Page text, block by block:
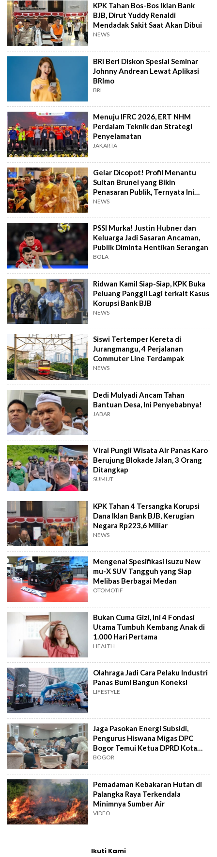
KPK Tahan Bos-Bos Iklan Bank
BJB, Dirut Yuddy Renaldi
Mendadak Sakit Saat Akan Dibui
NEWS
BRI Beri Diskon Spesial Seminar
Johnny Andrean Lewat Aplikasi
BRImo
BRI
Menuju IFRC 2026, ERT NHM
Perdalam Teknik dan Strategi
Penyelamatan
JAKARTA
Gelar Dicopot! Profil Menantu
Sultan Brunei yang Bikin
Penasaran Publik, Ternyata Ini
Kasusnya
NEWS
PSSI Murka! Justin Hubner dan
Keluarga Jadi Sasaran Ancaman,
Publik Diminta Hentikan Serangan
BOLA
Ridwan Kamil Siap-Siap, KPK Buka
Peluang Panggil Lagi terkait Kasus
Korupsi Bank BJB
NEWS
Siswi Tertemper Kereta di
Jurangmangu, 4 Perjalanan
Commuter Line Terdampak
NEWS
Dedi Mulyadi Ancam Tahan
Bantuan Desa, Ini Penyebabnya!
JABAR
Viral Pungli Wisata Air Panas Karo
Berujung Blokade Jalan, 3 Orang
Ditangkap
SUMUT
KPK Tahan 4 Tersangka Korupsi
Dana Iklan Bank BJB, Kerugian
Negara Rp223,6 Miliar
NEWS
Mengenal Spesifikasi Isuzu New
mu-X SUV Tangguh yang Siap
Melibas Berbagai Medan
OTOMOTIF
Bukan Cuma Gizi, Ini 4 Fondasi
Utama Tumbuh Kembang Anak di
1.000 Hari Pertama
HEALTH
Olahraga Jadi Cara Pelaku Industri
Panas Bumi Bangun Koneksi
LIFESTYLE
Jaga Pasokan Energi Subsidi,
Pengurus Hiswana Migas DPC
Bogor Temui Ketua DPRD Kota
Bogor
BOGOR
Pemadaman Kebakaran Hutan di
Palangka Raya Terkendala
Minimnya Sumber Air
VIDEO
Ikuti Kami